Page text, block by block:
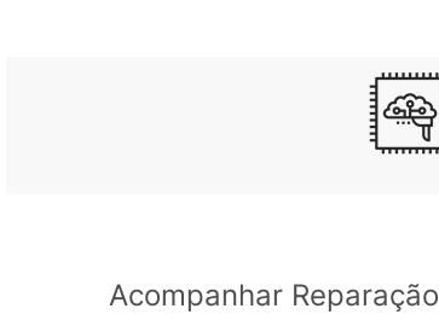
Acompanhar Reparação